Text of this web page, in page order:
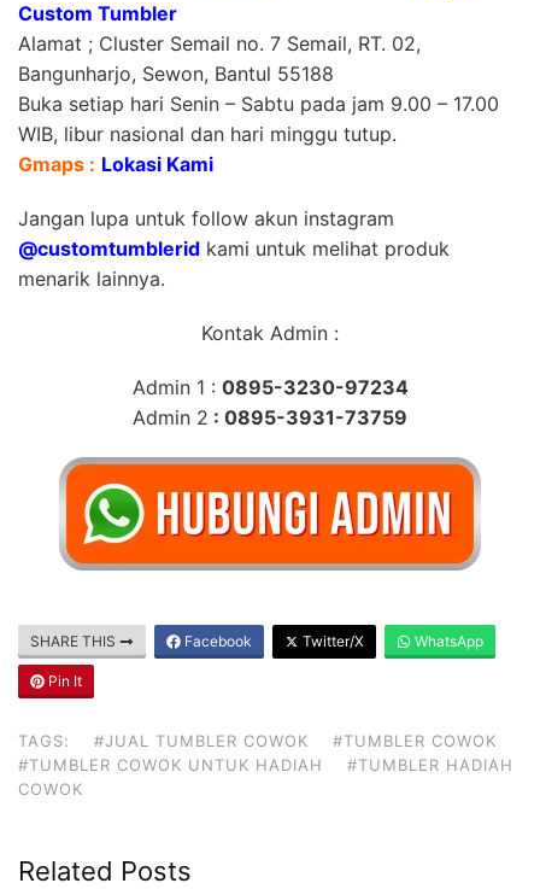
Custom Tumbler
Alamat ; Cluster Semail no. 7 Semail, RT. 02,
Bangunharjo, Sewon, Bantul 55188
Buka setiap hari Senin – Sabtu pada jam 9.00 – 17.00
WIB, libur nasional dan hari minggu tutup.
Gmaps : Lokasi Kami
Jangan lupa untuk follow akun instagram
@customtumblerid kami untuk melihat produk
menarik lainnya.
Kontak Admin :
Admin 1 : 0895-3230-97234
Admin 2 : 0895-3931-73759
SHARE THIS Facebook Twitter/X WhatsApp
Pin It
TAGS: #JUAL TUMBLER COWOK
#TUMBLER COWOK
#TUMBLER COWOK UNTUK HADIAH
#TUMBLER HADIAH
COWOK
Related Posts